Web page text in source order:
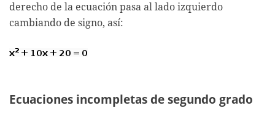
derecho de la ecuación pasa al lado izquierdo
cambiando de signo, así:
Ecuaciones incompletas de segundo grado